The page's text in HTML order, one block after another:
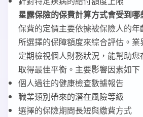
星露保險的保費計算方式會受到哪
保費的定價主要依據被保險人的
所選擇的保障額度來綜合評估。業
定期檢視個人財務狀況，能幫助
取得最佳平衡。主要影響因素如下
個人過往的健康檢查數據報告
職業類別帶來的潛在風險等級
選擇的保險期間長短與繳費方式